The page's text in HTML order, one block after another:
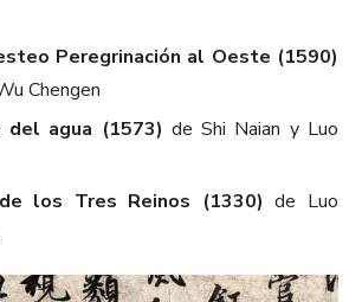
Peregrinación al Oeste (1590)
Chengen
agua (1573) de Shi Naian y Luo
los Tres Reinos (1330) de Luo